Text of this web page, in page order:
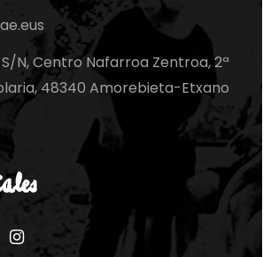
N, Centro Nafarroa Zentroa, 2ª
48340 Amorebieta-Etxano